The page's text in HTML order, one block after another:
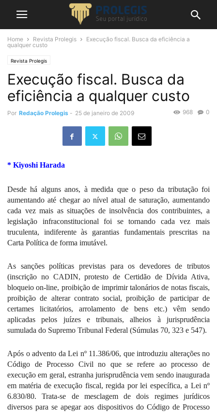
Home Revista Prolegis
Execução fiscal. Busca da eficiência a
qualquer custo
Revista Prolegis
Execução fiscal. Busca da
eficiência a qualquer custo
Por Redação Prolegis - 25 de janeiro de 2009 0
968
* Kiyoshi Harada
Desde há alguns anos, à medida que o peso da tributação foi
aumentando até chegar ao nível atual de saturação, aumentando
cada vez mais as situações de insolvência dos contribuintes, a
legislação infraconstitucional foi se tornando cada vez mais
truculenta, indiferente às garantias fundamentais prescritas na
Carta Política de forma imutável.
As sanções políticas previstas para os devedores de tributos
(inscrição no CADIN, protesto de Certidão de Dívida Ativa,
bloqueio on-line, proibição de imprimir talonários de notas fiscais,
proibição de alterar contrato social, proibição de participar de
certames licitatórios, arrolamento de bens etc.) vêm sendo
aplicadas pelos juízes e tribunais, alheios à jurisprudência
sumulada do Supremo Tribunal Federal (Súmulas 70, 323 e 547).
Após o advento da Lei nº 11.386/06, que introduziu alterações no
Código de Processo Civil no que se refere ao processo de
execução em geral, estranha jurisprudência vem sendo inaugurada
em matéria de execução fiscal, regida por lei específica, a Lei nº
6.830/80. Trata-se de mesclagem de dois regimes jurídicos
diversos para se apegar aos dispositivos do Código de Processo